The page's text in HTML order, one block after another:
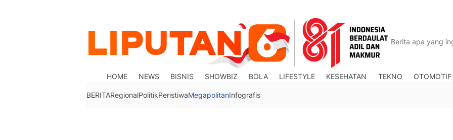
HOME NEWS BISNIS SHOWBIZ BOLA LIFESTYLE KESEHATAN TEKNO OTOMOTIF
BERITARegionalPolitikPeristiwaMegapolitanInfografis